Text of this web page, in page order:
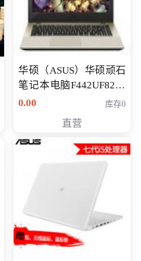
华硕（ASUS）华硕顽石
笔记本电脑F442UF8250
八代独显轻薄办公商务
0.00 库存0
直营